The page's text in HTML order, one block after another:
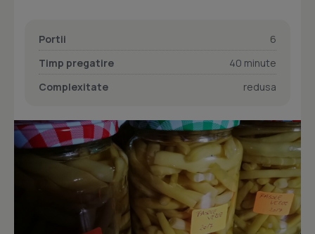
Portii
6
Timp pregatire
40 minute
Complexitate
redusa